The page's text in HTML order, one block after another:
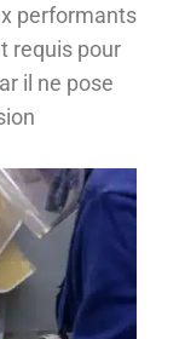
performants
requis pour
il ne pose